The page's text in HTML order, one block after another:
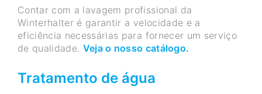
Contar com a lavagem profissional da
Winterhalter é garantir a velocidade e a
eficiência necessárias para fornecer um serviço
de qualidade. Veja o nosso catálogo.
Tratamento de água